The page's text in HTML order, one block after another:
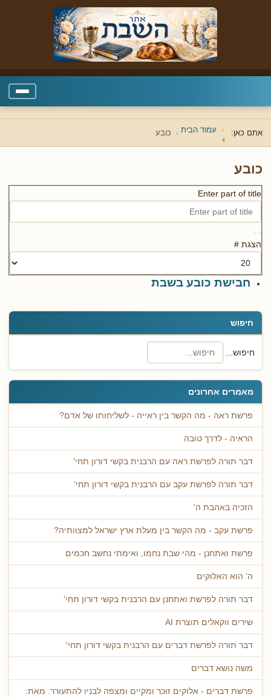
אתם כאן: עמוד הבית כובע
חיפוש
חיפוש...
מאמרים אחרונים
פרשת ראה - מה הקשר בין ראייה - לשליחותו של אדם?
הראיה - לדרך טובה
דבר תורה לפרשת ראה עם הרבנית בקשי דורון תחי'
דבר תורה לפרשת עקב עם הרבנית בקשי דורון תחי'
הזכיה באהבת ה'
פרשת עקב - מה הקשר בין מעלת ארץ ישראל למצוותיה?
פרשת ואתחנן - מהי שבת נחמו, ואימתי נחשב חכמים
ה' הוא האלוקים
דבר תורה לפרשת ואתחנן עם הרבנית בקשי דורון תחי'
שירים ווקאלים תוצרת AI
דבר תורה לפרשת דברים עם הרבנית בקשי דורון תחי'
משה נושא דברים
פרשת דברים - אלוקים זוכר ומקיים ומצפה לבניו להתעורר. מאת:
כובע
Enter part of title
הצגת #
חבישת כובע בשבת